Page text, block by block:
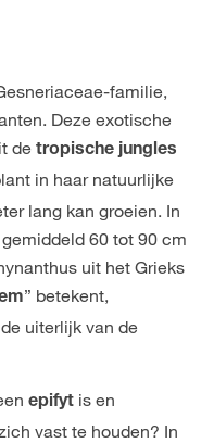
familie,
Deze exotische
de tropische jungles
in haar natuurlijke
lang kan groeien. In
60 tot 90 cm
uit het Grieks
” betekent,
uiterlijk van de
epifyt is en
vast te houden? In